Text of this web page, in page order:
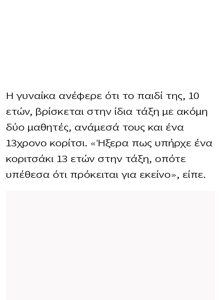
Η γυναίκα ανέφερε ότι το παιδί της, 10
ετών, βρίσκεται στην ίδια τάξη με ακόμη
δύο μαθητές, ανάμεσά τους και ένα
13χρονο κορίτσι. «Ήξερα πως υπήρχε ένα
κοριτσάκι 13 ετών στην τάξη, οπότε
υπέθεσα ότι πρόκειται για εκείνο», είπε.